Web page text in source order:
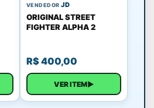
VENDEDORJD
ORIGINAL STREET
FIGHTER ALPHA 2
R$400,00
VER ITEM▶